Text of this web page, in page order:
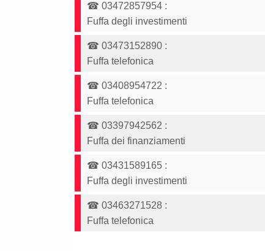
☎ 03472857954 :
Fuffa degli investimenti
☎ 03473152890 :
Fuffa telefonica
☎ 03408954722 :
Fuffa telefonica
☎ 03397942562 :
Fuffa dei finanziamenti
☎ 03431589165 :
Fuffa degli investimenti
☎ 03463271528 :
Fuffa telefonica